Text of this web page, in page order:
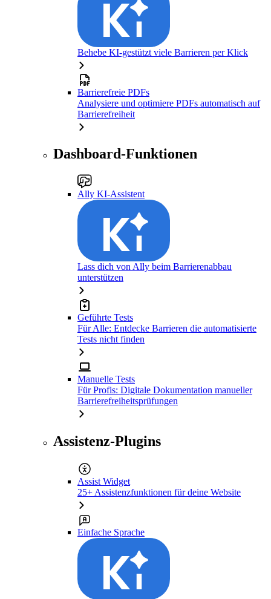
Behebe KI-gestützt viele Barrieren per Klick
Barrierefreie PDFs
Analysiere und optimiere PDFs automatisch auf
Barrierefreiheit
Dashboard-Funktionen
Ally KI-Assistent
Lass dich von Ally beim Barrierenabbau
unterstützen
Geführte Tests
Für Alle: Entdecke Barrieren die automatisierte
Tests nicht finden
Manuelle Tests
Für Profis: Digitale Dokumentation manueller
Barrierefreiheitsprüfungen
Assistenz-Plugins
Assist Widget
25+ Assistenzfunktionen für deine Website
Einfache Sprache